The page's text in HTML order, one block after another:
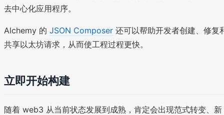
去中心化应用程序。
Alchemy 的 JSON Composer 还可以帮助开发者创建、修复
共享以太坊请求，从而使工程过程更快。
立即开始构建
随着 web3 从当前状态发展到成熟，肯定会出现范式转变、新